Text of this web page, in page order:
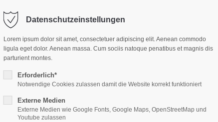
dolor sit amet:
/ 365days
San Francisco, CA 94102
Have any questions?
Datenschutzeinstellungen
Lorem ipsum dolor sit amet, consectetuer adipiscing elit. Aenean commodo
ligula eget dolor. Aenean massa. Cum sociis natoque penatibus et magnis dis
parturient montes.
Erforderlich*
Notwendige Cookies zulassen damit die Website korrekt funktioniert
Externe Medien
Externe Medien wie Google Fonts, Google Maps, OpenStreetMap und
Youtube zulassen